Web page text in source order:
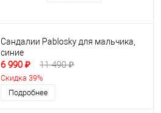
Сандалии Pablosky для мальчика,
синие
6 990 ₽ 11 490 ₽
Скидка 39%
Подробнее